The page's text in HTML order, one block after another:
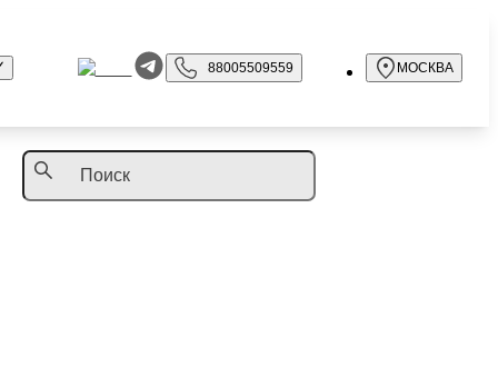
88005509559 МОСКВА